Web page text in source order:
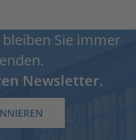
Sie immer
Newsletter.